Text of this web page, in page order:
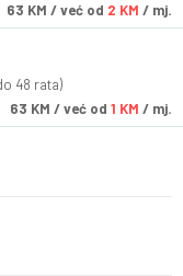
63 KM / već od 2 KM / mj.
48 rata)
63 KM / već od 1 KM / mj.